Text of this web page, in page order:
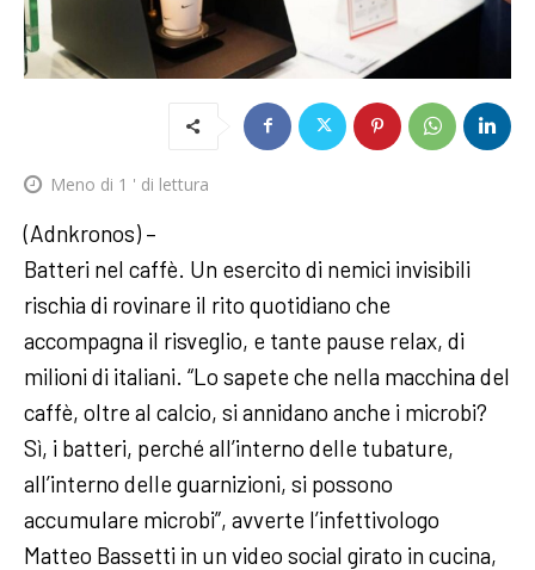
Meno di 1 ' di lettura
(Adnkronos) –
Batteri nel caffè. Un esercito di nemici invisibili
rischia di rovinare il rito quotidiano che
accompagna il risveglio, e tante pause relax, di
milioni di italiani. “Lo sapete che nella macchina del
caffè, oltre al calcio, si annidano anche i microbi?
Sì, i batteri, perché all’interno delle tubature,
all’interno delle guarnizioni, si possono
accumulare microbi”, avverte l’infettivologo
Matteo Bassetti in un video social girato in cucina,